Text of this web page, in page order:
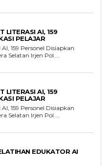
LITERASI AI, 159
PELAJAR
159 Personel Disiapkan
Sumatera Selatan Irjen Pol....
LITERASI AI, 159
PELAJAR
159 Personel Disiapkan
Sumatera Selatan Irjen Pol....
EDUKATOR AI